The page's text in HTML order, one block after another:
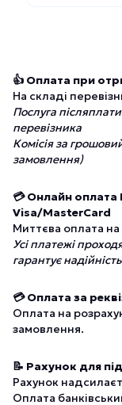
👍 Оплата при
На складі
Послуга
перевізника
Комісія за
замовлення)
💳 Онлайн оплата
Visa/MasterCard
Миттєва оплата
Усі платежі
гарантує
💳 Оплата за
Оплата на
замовлення.
📝 Рахунок для
Рахунок
Оплата